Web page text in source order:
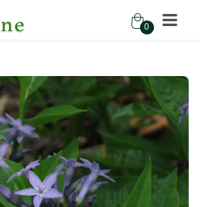
0
Vivaces AMSONIA BLUE ICE